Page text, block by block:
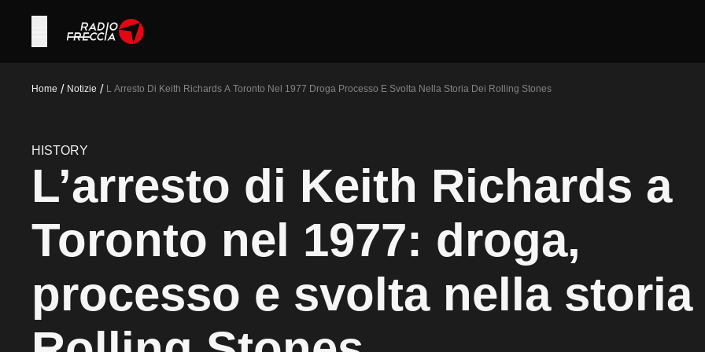
Home / Notizie / L Arresto Di Keith Richards A Toronto Nel 1977 Droga Processo E Svolta Nella Storia Dei Rolling Stones
HISTORY
L’arresto di Keith Richards a
Toronto nel 1977: droga,
processo e svolta nella storia